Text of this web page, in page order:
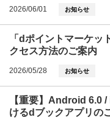
2026/06/01 お知らせ
「dポイントマーケ
クセス方法のご案内
2026/05/28 お知らせ
【重要】Android 6.0
けるdブックアプリの